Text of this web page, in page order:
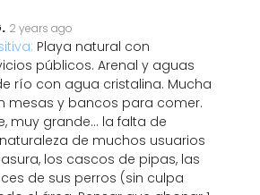
2 years ago
Playa natural con
públicos. Arenal y aguas
río con agua cristalina. Mucha
mesas y bancos para comer.
muy grande... la falta de
de muchos usuarios
los cascos de pipas, las
de sus perros (sin culpa